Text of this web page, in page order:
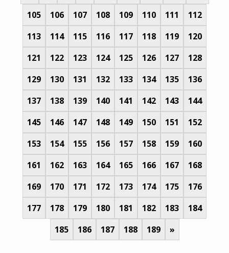
105
106 107 108 109 110 111
112
113
114 115 116 117 118 119
120
121
122 123 124 125 126 127
128
129
130 131 132 133 134 135
136
137
138 139 140 141 142 143
144
145
146 147 148 149 150 151
152
153
154 155 156 157 158 159
160
161
162 163 164 165 166 167
168
169
170 171 172 173 174 175
176
177
178 179 180 181 182 183
184
185
186 187 188 189 »